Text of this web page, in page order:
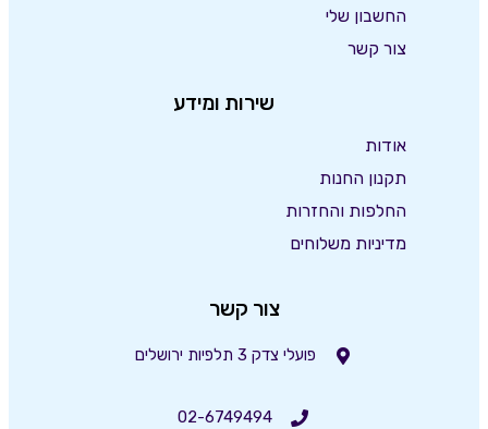
החשבון שלי
צור קשר
שירות ומידע
אודות
תקנון החנות
החלפות והחזרות
מדיניות משלוחים
צור קשר
פועלי צדק 3 תלפיות ירושלים
02-6749494